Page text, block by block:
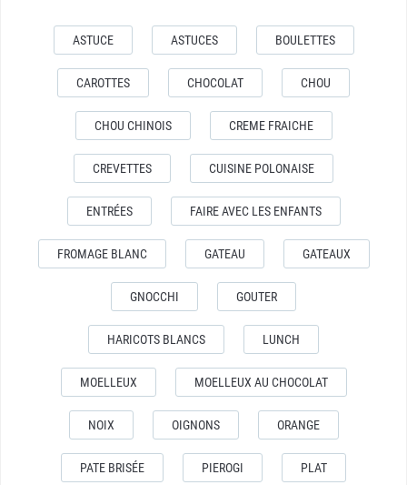
ASTUCE ASTUCES BOULETTES
CAROTTES CHOCOLAT CHOU
CHOU CHINOIS CREME FRAICHE
CREVETTES CUISINE POLONAISE
ENTRÉES FAIRE AVEC LES ENFANTS
FROMAGE BLANC GATEAU GATEAUX
GNOCCHI GOUTER
HARICOTS BLANCS LUNCH
MOELLEUX MOELLEUX AU CHOCOLAT
NOIX OIGNONS ORANGE
PATE BRISÉE PIEROGI PLAT